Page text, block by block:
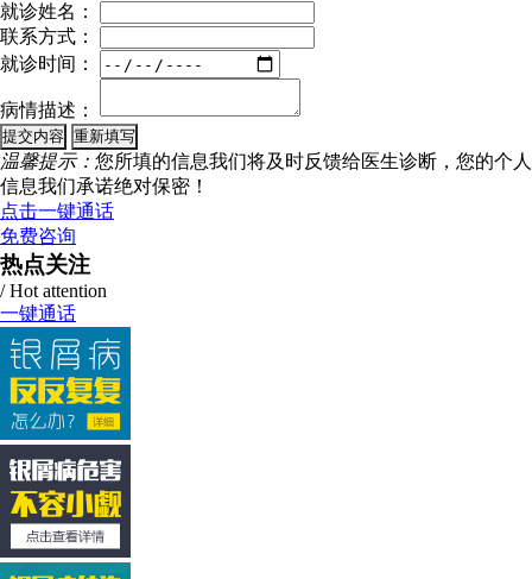
就诊姓名：
联系方式：
就诊时间：
病情描述：
温馨提示： 您所填的信息我们将及时反馈给医生诊断，您的个人
信息我们承诺绝对保密！
点击一键通话
免费咨询
热点关注
/ Hot attention
一键通话